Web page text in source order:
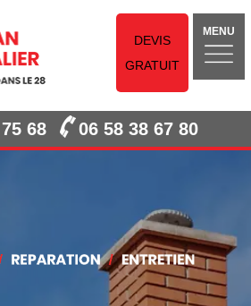
DEVIS
GRATUIT
MENU
68 06 58 38 67 80